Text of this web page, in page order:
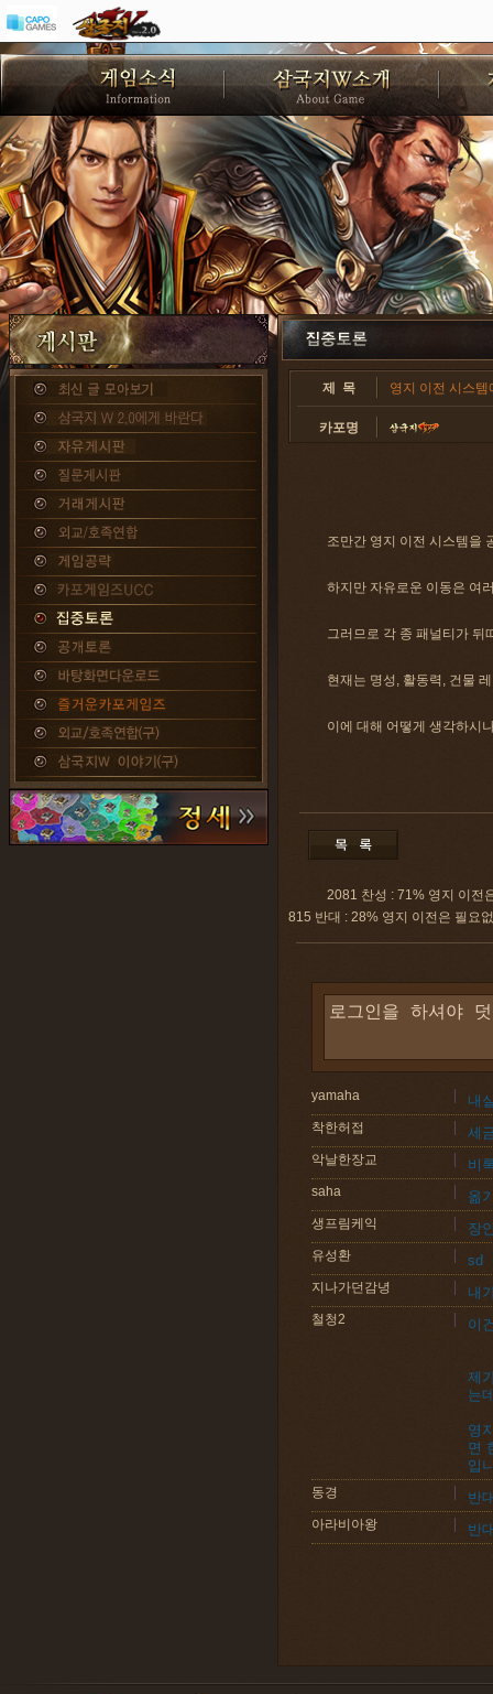
제 목 영지 이전 시스템
카포명
조만간 영지 이전 시스템을
하지만 자유로운 이동은 여
그러므로 각 종 패널티가 뒤
현재는 명성, 활동력, 건물
이에 대해 어떻게 생각하시
2081 찬성 : 71% 영지 이전
815 반대 : 28% 영지 이전은 필요
yamaha 내
착한허접 세
악날한장교 비
saha 옮
생프림케익 장
유성환 sd
지나가던감녕 내
철청2 이
제
는
영
면
입
동경 반
아라비아왕 반